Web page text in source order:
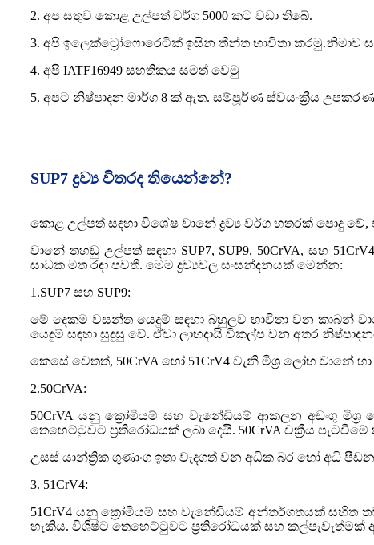
2. අප සතුව කොළ උල්පත් වර්ග 5000 කට වඩා තිබේ.
3. අපි ඉලෙක්ට්‍රෝෆොරෙටික් ඉසින තීන්ත භාවිතා කරමු.නිමාව
4. අපි IATF16949 සහතිකය සමත් වෙමු
5. අපට නිෂ්පාදන මාර්ග 8 ක් ඇත. සම්පූර්ණ ස්වයංක්‍රීය
SUP7 ද්‍රව්‍ය විතරද තියෙන්නේ?
කොළ උල්පත් සඳහා විශේෂ වානේ ද්‍රව්‍ය වර්ග හතරක් පොදු වේ,
වානේ තහඩු උල්පත් සඳහා SUP7, SUP9, 50CrVA, සහ
සාධක මත රඳා පවතී. මෙම ද්‍රව්‍යවල සංසන්දනයක් මෙන්න:
1.SUP7 සහ SUP9:
මේ දෙකම වසන්ත යෙදුම් සඳහා බහුලව භාවිතා වන කාබන්
යෙදුම් සඳහා සුදුසු වේ. ඒවා ලාභදායී විකල්ප වන අතර
කෙසේ වෙතත්, 50CrVA හෝ 51CrV4 වැනි මිශ්‍ර ලෝහ වානේ
2.50CrVA:
50CrVA යනු ක්‍රෝමියම් සහ වැනේඩියම් ආකලන අඩංගු
තෙහෙට්ටුවට ප්‍රතිරෝධයක් ලබා දෙයි. 50CrVA චක්‍රීය
උසස් යාන්ත්‍රික ගුණාංග ඉතා වැදගත් වන අධික බර හෝ අධි
3. 51CrV4:
51CrV4 යනු ක්‍රෝමියම් සහ වැනේඩියම් අන්තර්ගතයක් සහිත
හැකිය. විශිෂ්ට තෙහෙට්ටුවට ප්‍රතිරෝධයක් සහ කල්පැවැත්මක්